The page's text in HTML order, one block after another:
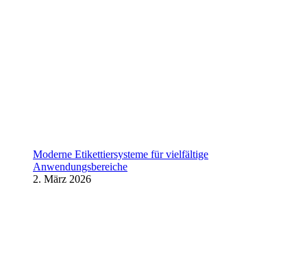
Moderne Etikettiersysteme für vielfältige
Anwendungsbereiche
2. März 2026